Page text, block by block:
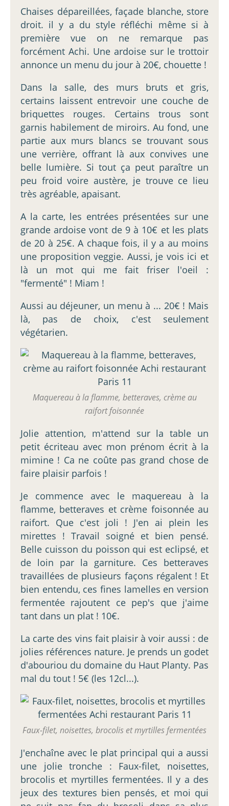
Chaises dépareillées, façade blanche, store
droit. il y a du style réfléchi même si à
première vue on ne remarque pas
forcément Achi. Une ardoise sur le trottoir
annonce un menu du jour à 20€, chouette !
Dans la salle, des murs bruts et gris,
certains laissent entrevoir une couche de
briquettes rouges. Certains trous sont
garnis habilement de miroirs. Au fond, une
partie aux murs blancs se trouvant sous
une verrière, offrant là aux convives une
belle lumière. Si tout ça peut paraître un
peu froid voire austère, je trouve ce lieu
très agréable, apaisant.
A la carte, les entrées présentées sur une
grande ardoise vont de 9 à 10€ et les plats
de 20 à 25€. A chaque fois, il y a au moins
une proposition veggie. Aussi, je vois ici et
là un mot qui me fait friser l'oeil :
"fermenté" ! Miam !
Aussi au déjeuner, un menu à ... 20€ ! Mais
là, pas de choix, c'est seulement
végétarien.
Maquereau à la flamme, betteraves, crème au
raifort foisonnée
Jolie attention, m'attend sur la table un
petit écriteau avec mon prénom écrit à la
mimine ! Ca ne coûte pas grand chose de
faire plaisir parfois !
Je commence avec le maquereau à la
flamme, betteraves et crème foisonnée au
raifort. Que c'est joli ! J'en ai plein les
mirettes ! Travail soigné et bien pensé.
Belle cuisson du poisson qui est eclipsé, et
de loin par la garniture. Ces betteraves
travaillées de plusieurs façons régalent ! Et
bien entendu, ces fines lamelles en version
fermentée rajoutent ce pep's que j'aime
tant dans un plat ! 10€.
La carte des vins fait plaisir à voir aussi : de
jolies références nature. Je prends un godet
d'abouriou du domaine du Haut Planty. Pas
mal du tout ! 5€ (les 12cl...).
Faux-filet, noisettes, brocolis et myrtilles fermentées
J'enchaîne avec le plat principal qui a aussi
une jolie tronche : Faux-filet, noisettes,
brocolis et myrtilles fermentées. Il y a des
jeux des textures bien pensés, et moi qui